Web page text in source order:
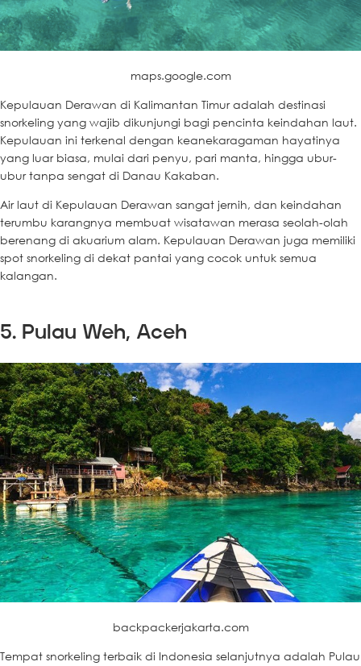
maps.google.com
Kepulauan Derawan di Kalimantan Timur adalah destinasi
snorkeling yang wajib dikunjungi bagi pencinta keindahan laut.
Kepulauan ini terkenal dengan keanekaragaman hayatinya
yang luar biasa, mulai dari penyu, pari manta, hingga ubur-
ubur tanpa sengat di Danau Kakaban.
Air laut di Kepulauan Derawan sangat jernih, dan keindahan
terumbu karangnya membuat wisatawan merasa seolah-olah
berenang di akuarium alam. Kepulauan Derawan juga memiliki
spot snorkeling di dekat pantai yang cocok untuk semua
kalangan.
5. Pulau Weh, Aceh
backpackerjakarta.com
Tempat snorkeling terbaik di Indonesia selanjutnya adalah Pulau